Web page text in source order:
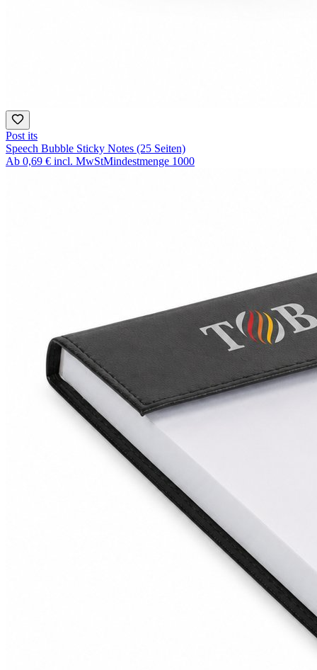
Post its
Speech Bubble Sticky Notes (25 Seiten)
Ab 0,69 € incl. MwStMindestmenge 1000